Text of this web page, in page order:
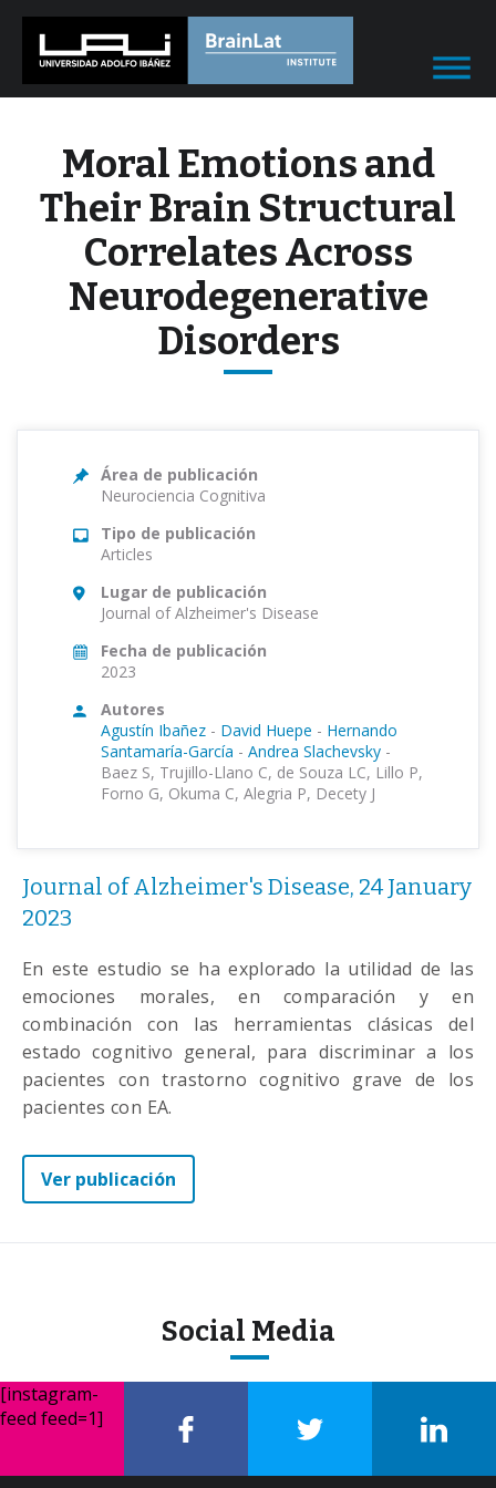
Moral Emotions and
Their Brain Structural
Correlates Across
Neurodegenerative
Disorders
Área de publicación
Neurociencia Cognitiva
Tipo de publicación
Articles
Lugar de publicación
Journal of Alzheimer's Disease
Fecha de publicación
2023
Autores
Agustín Ibañez - David Huepe - Hernando
Santamaría-García - Andrea Slachevsky -
Baez S, Trujillo-Llano C, de Souza LC, Lillo P,
Forno G, Okuma C, Alegria P, Decety J
Journal of Alzheimer's Disease, 24 January
2023
En este estudio se ha explorado la utilidad de las
emociones morales, en comparación y en
combinación con las herramientas clásicas del
estado cognitivo general, para discriminar a los
pacientes con trastorno cognitivo grave de los
pacientes con EA.
Ver publicación
Social Media
[instagram-
feed feed=1]